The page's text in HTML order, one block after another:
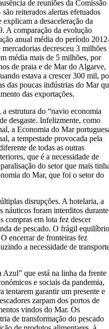
de reuniões da Comissão
reiterados alertas efetuados
a desaceleração da
A comparação da evolução
anual média do período
decresceu 3 milhões
média mais de 5 milhões, por
de praia e de Mar do Algarve,
estava a crescer 300 mil,
das poucas indústrias do Mar
das exportações.
estrutura do “navio economia
desgaste. Infelizmente, como
a Economia do Mar
a tempestade provocada pela
de todas as outras
que é a necessidade de
do setor que mais
do Mar, que foi o setor do
disrupções. A hotelaria, a
náuticos foram interditos durante
compras em lota fez descer
de pescado. O frágil
encerrar de fronteiras fez
a necessidade de
que está na linha da frente
e sociais da pandemia,
tentarem garantir um presente e
zarpam dos portos de
vindos do Mar. Os
de transformação do pescado